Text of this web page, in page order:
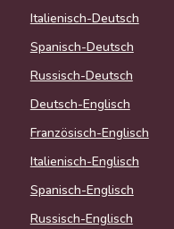
Italienisch-Deutsch
Spanisch-Deutsch
Russisch-Deutsch
Deutsch-Englisch
Französisch-Englisch
Italienisch-Englisch
Spanisch-Englisch
Russisch-Englisch